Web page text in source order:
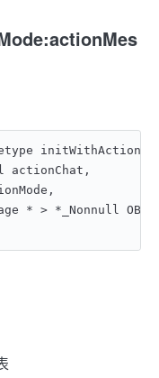
actionChat,
* > *_Nonnull